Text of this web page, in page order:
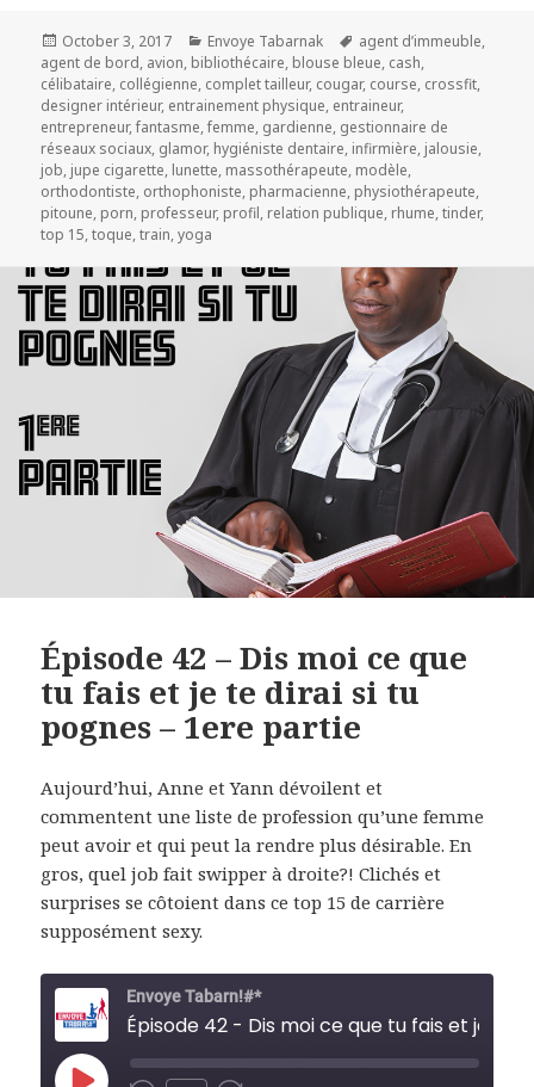
Posted
on
October 3, 2017 Categories
Envoye Tabarnak Tags
agent d’immeuble,
agent de bord, avion, bibliothécaire, blouse bleue, cash,
célibataire, collégienne, complet tailleur, cougar, course, crossfit,
designer intérieur, entrainement physique, entraineur,
entrepreneur,fantasme,femme, gardienne, gestionnaire de
réseaux sociaux, glamor, hygiéniste dentaire, infirmière, jalousie,
job, jupe cigarette, lunette, massothérapeute, modèle,
orthodontiste, orthophoniste, pharmacienne, physiothérapeute,
pitoune, porn, professeur, profil, relation publique, rhume,tinder,
top 15,toque,train,yoga
Épisode 42 – Dis moi ce que
tu fais et je te dirai si tu
pognes – 1ere partie
Aujourd’hui, Anne et Yann dévoilent et
commentent une liste de profession qu’une femme
peut avoir et qui peut la rendre plus désirable. En
gros, quel job fait swipper à droite?! Clichés et
surprises se côtoient dans ce top 15 de carrière
supposément sexy.
Envoye Tabarn!#*